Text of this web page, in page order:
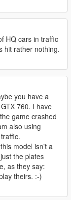
HQ cars in traffic
hit rather nothing.
you have a
760. I have
game crashed
also using
model isn't a
the plates
as they say:
theirs. :-)